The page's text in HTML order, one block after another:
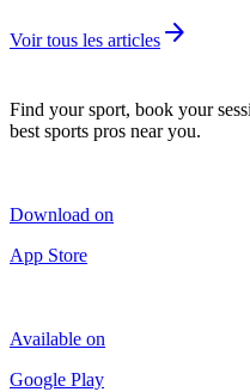
Voir tous les articles arrow_forward
Find your sport, book your
best sports pros near you.
Download on
App Store
Available on
Google Play